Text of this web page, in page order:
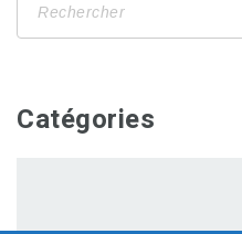
Catégories